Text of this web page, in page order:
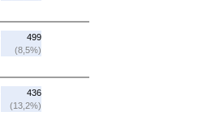
499
(8,5%)
436
(13,2%)